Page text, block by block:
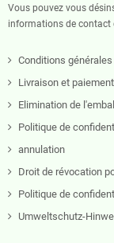
Vous pouvez vous
informations de contact
Conditions générales
Livraison et paiement
Elimination de
Politique de
annulation
Droit de révocation
Politique de
Umweltschutz-